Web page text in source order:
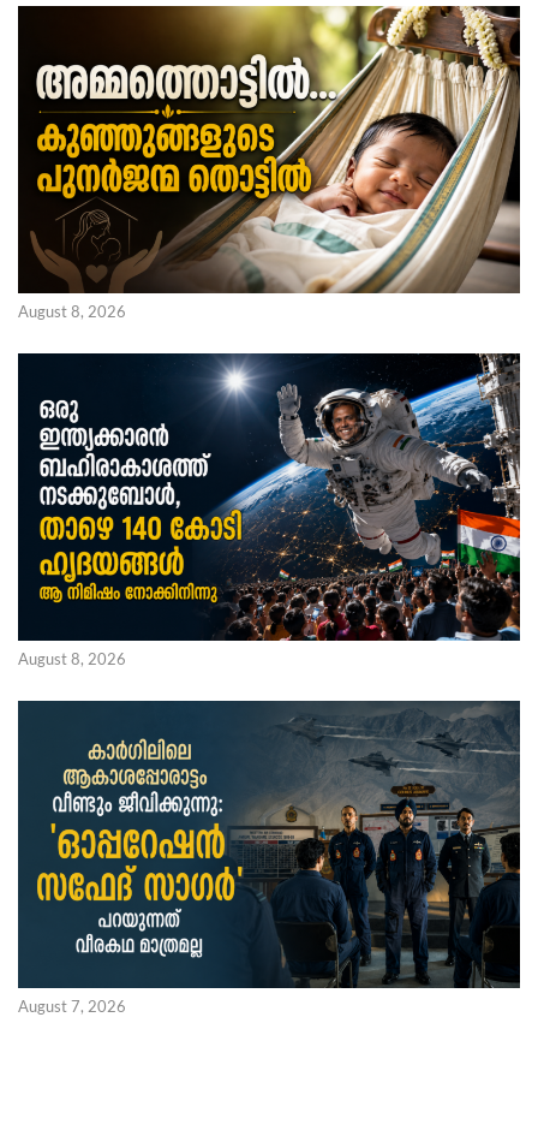
August 8, 2026
August 8, 2026
August 7, 2026